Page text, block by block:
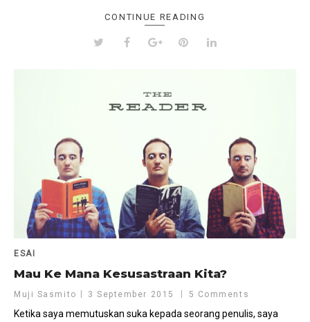
CONTINUE READING
ESAI
Mau Ke Mana Kesusastraan Kita?
Muji Sasmito 3 September 2015 5 Comments
Ketika saya memutuskan suka kepada seorang penulis, saya